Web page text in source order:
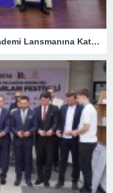
KLÜ Rektörü Rengin Ak, COP31 Akademi Lansmanına Katıldı